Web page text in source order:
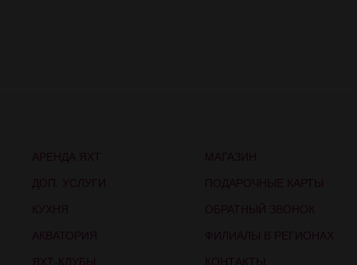
АРЕНДА ЯХТ
ДОП. УСЛУГИ
КУХНЯ
АКВАТОРИЯ
ЯХТ-КЛУБЫ
МАГАЗИН
ПОДАРОЧНЫЕ КАРТЫ
ОБРАТНЫЙ ЗВОНОК
ФИЛИАЛЫ В РЕГИОНАХ
КОНТАКТЫ